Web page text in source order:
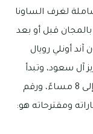
لغرف الساونا
قبل أو بعد
أونلي رويال
آل سعود، وتبدأ
أوقات عمله اليومية من الساعة 11 صباحًا إلى 8 مساءً، ورقم
ومقترحاته هو: